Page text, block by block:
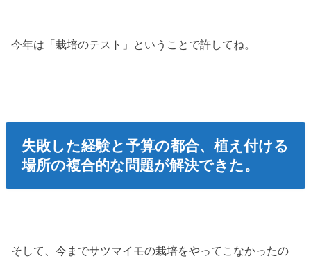
今年は「栽培のテスト」ということで許してね。
失敗した経験と予算の都合、植え付ける
場所の複合的な問題が解決できた。
そして、今までサツマイモの栽培をやってこなかったの